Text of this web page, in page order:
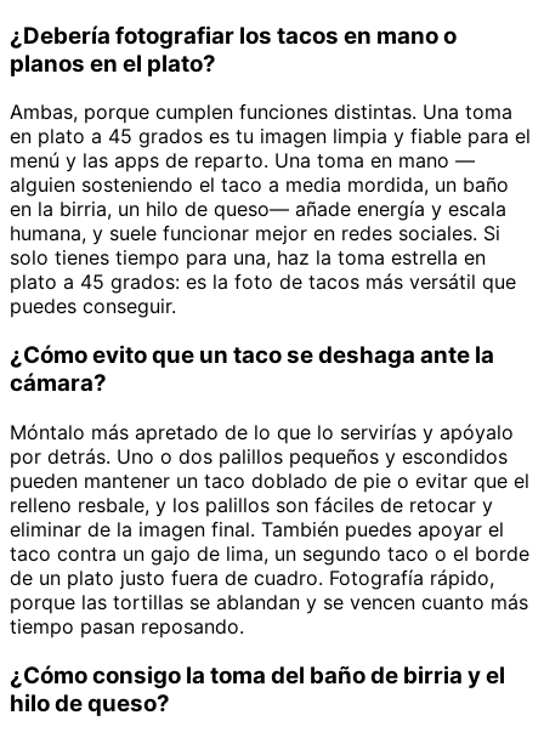
¿Debería fotografiar los tacos en mano o
planos en el plato?
Ambas, porque cumplen funciones distintas. Una toma
en plato a 45 grados es tu imagen limpia y fiable para el
menú y las apps de reparto. Una toma en mano —
alguien sosteniendo el taco a media mordida, un baño
en la birria, un hilo de queso— añade energía y escala
humana, y suele funcionar mejor en redes sociales. Si
solo tienes tiempo para una, haz la toma estrella en
plato a 45 grados: es la foto de tacos más versátil que
puedes conseguir.
¿Cómo evito que un taco se deshaga ante la
cámara?
Móntalo más apretado de lo que lo servirías y apóyalo
por detrás. Uno o dos palillos pequeños y escondidos
pueden mantener un taco doblado de pie o evitar que el
relleno resbale, y los palillos son fáciles de retocar y
eliminar de la imagen final. También puedes apoyar el
taco contra un gajo de lima, un segundo taco o el borde
de un plato justo fuera de cuadro. Fotografía rápido,
porque las tortillas se ablandan y se vencen cuanto más
tiempo pasan reposando.
¿Cómo consigo la toma del baño de birria y el
hilo de queso?